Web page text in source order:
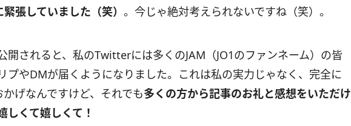
張していました（笑） 。今じゃ絶対考えられないですね（笑）。
開されると、私のTwitterには多くのJAM（JO1のファンネーム）の皆
プやDMが届くようになりました。これは私の実力じゃなく、完全に
かげなんですけど、それでも多くの方から記事のお礼と感想をいただけ
しくて嬉しくて！